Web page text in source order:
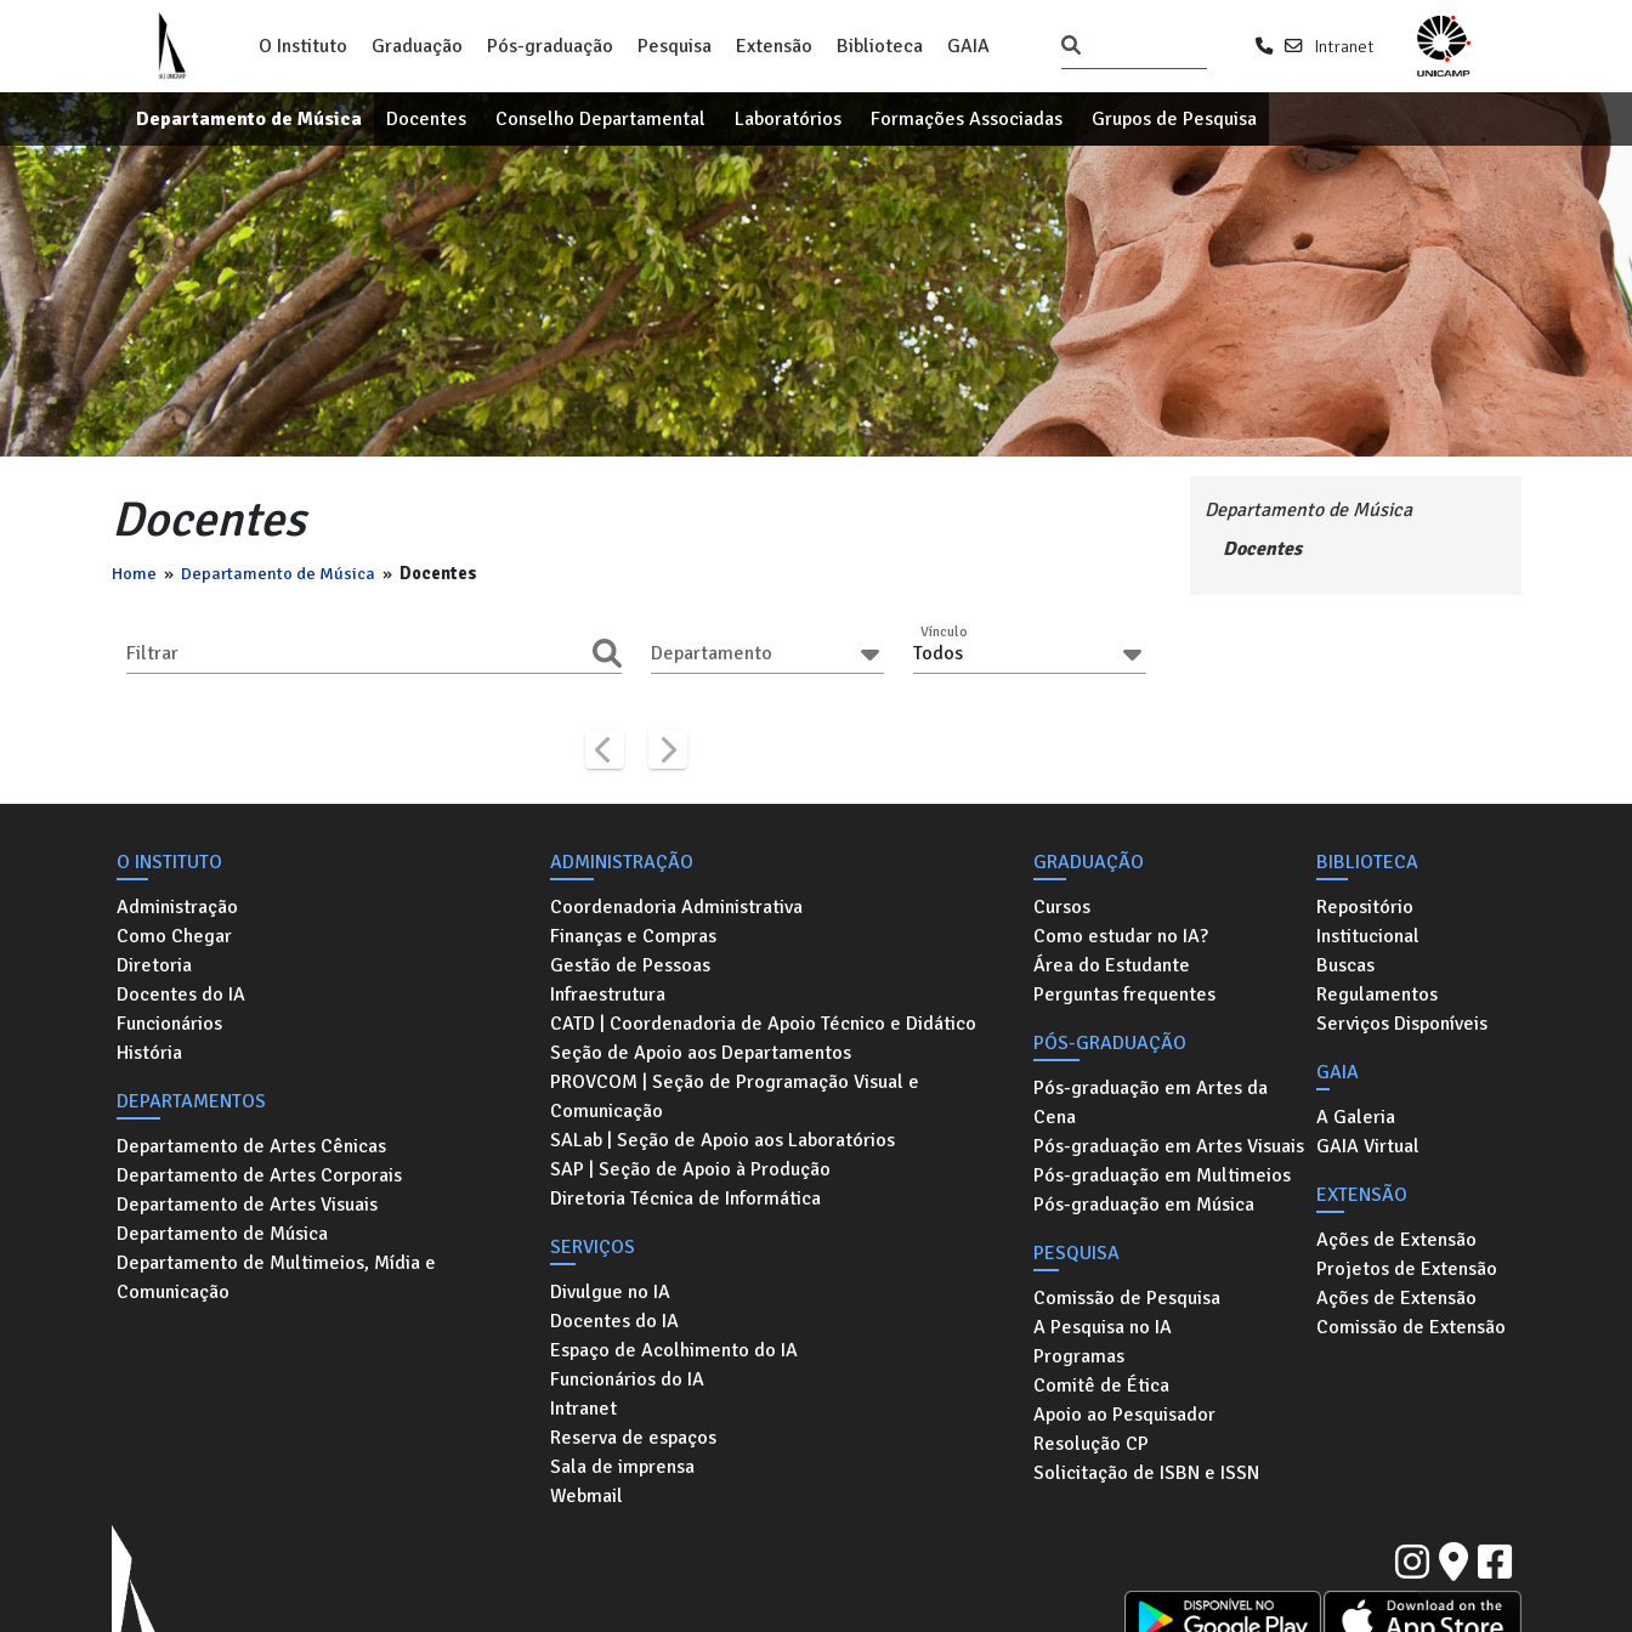
O Instituto Graduação Pós-graduação Pesquisa Extensão Biblioteca GAIA Intranet
Departamento de Música Docentes Conselho Departamental Laboratórios Formações Associadas Grupos de Pesquisa
Docentes
Home » Departamento de Música » Docentes
Filtrar Departamento
Vínculo
Todos
Departamento de Música
Docentes
O INSTITUTO
Administração
Como Chegar
Diretoria
Docentes do IA
Funcionários
História
DEPARTAMENTOS
Departamento de Artes Cênicas
Departamento de Artes Corporais
Departamento de Artes Visuais
Departamento de Música
Departamento de Multimeios, Mídia e
Comunicação
ADMINISTRAÇÃO
Coordenadoria Administrativa
Finanças e Compras
Gestão de Pessoas
Infraestrutura
CATD | Coordenadoria de Apoio Técnico e Didático
Seção de Apoio aos Departamentos
PROVCOM | Seção de Programação Visual e
Comunicação
SALab | Seção de Apoio aos Laboratórios
SAP | Seção de Apoio à Produção
Diretoria Técnica de Informática
SERVIÇOS
Divulgue no IA
Docentes do IA
Espaço de Acolhimento do IA
Funcionários do IA
Intranet
Reserva de espaços
Sala de imprensa
Webmail
GRADUAÇÃO
Cursos
Como estudar no IA?
Área do Estudante
Perguntas frequentes
PÓS-GRADUAÇÃO
Pós-graduação em Artes da
Cena
Pós-graduação em Artes Visuais
Pós-graduação em Multimeios
Pós-graduação em Música
PESQUISA
Comissão de Pesquisa
A Pesquisa no IA
Programas
Comitê de Ética
Apoio ao Pesquisador
Resolução CP
Solicitação de ISBN e ISSN
BIBLIOTECA
Repositório
Institucional
Buscas
Regulamentos
Serviços Disponíveis
GAIA
A Galeria
GAIA Virtual
EXTENSÃO
Ações de Extensão
Projetos de Extensão
Ações de Extensão
Comissão de Extensão